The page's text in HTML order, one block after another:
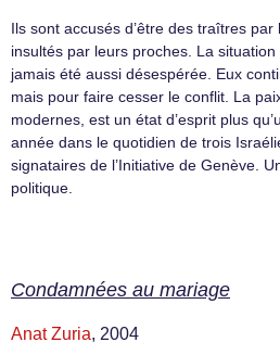
Ils sont accusés d’être des traîtres
insultés par leurs proches. La situation
jamais été aussi désespérée. Eux
mais pour faire cesser le conflit. La
modernes, est un état d’esprit plus
année dans le quotidien de trois
signataires de l’Initiative de Genève.
politique.
Condamnées au mariage
Anat Zuria, 2004